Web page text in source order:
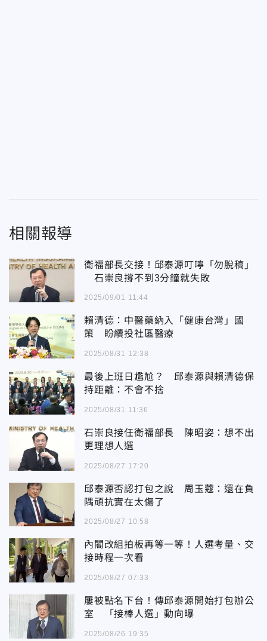
相關報導
衛福部長交接！邱泰源叮嚀「勿脫稿」
石崇良撐不到3分鐘就失敗
2025/09/01 11:44
賴清德：中醫藥納入「健康台灣」國
策 盼續投社區醫療
2025/08/31 12:38
最後上班日尷尬？ 邱泰源與賴清德保
持距離：不會不捨
2025/08/31 11:36
石崇良接任衛福部長 陳昭姿：想不出
更理想人選
2025/08/27 17:20
邱泰源否認打包之說 周玉蔻：還在負
隅頑抗實在太傷了
2025/08/27 10:58
內閣改組拍板再等一等！人選考量、交
接時程一次看
2025/08/27 07:33
屢被點名下台！傳邱泰源開始打包辦公
室 「接棒人選」動向曝
2025/08/26 19:35